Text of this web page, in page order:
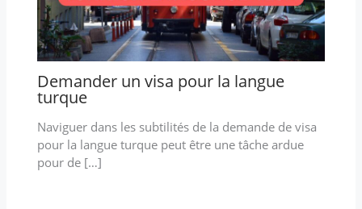
Demander un visa pour la langue
turque
Naviguer dans les subtilités de la demande de visa
pour la langue turque peut être une tâche ardue
pour de […]